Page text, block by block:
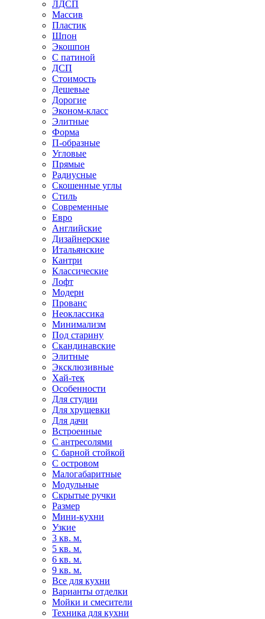
ЛДСП
Массив
Пластик
Шпон
Экошпон
С патиной
ДСП
Стоимость
Дешевые
Дорогие
Эконом-класс
Элитные
Форма
П-образные
Угловые
Прямые
Радиусные
Скошенные углы
Стиль
Современные
Евро
Английские
Дизайнерские
Итальянские
Кантри
Классические
Лофт
Модерн
Прованс
Неоклассика
Минимализм
Под старину
Скандинавские
Элитные
Эксклюзивные
Хай-тек
Особенности
Для студии
Для хрущевки
Для дачи
Встроенные
С антресолями
С барной стойкой
С островом
Малогабаритные
Модульные
Скрытые ручки
Размер
Мини-кухни
Узкие
3 кв. м.
5 кв. м.
6 кв. м.
9 кв. м.
Все для кухни
Варианты отделки
Мойки и смесители
Техника для кухни